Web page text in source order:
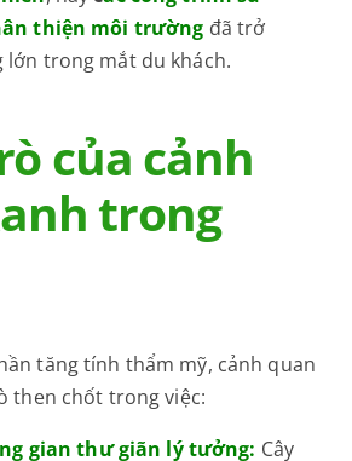
thiện môi trường đã trở
lớn trong mắt du khách.
của cảnh
trong
tăng tính thẩm mỹ, cảnh quan
then chốt trong việc:
gian thư giãn lý tưởng: Cây